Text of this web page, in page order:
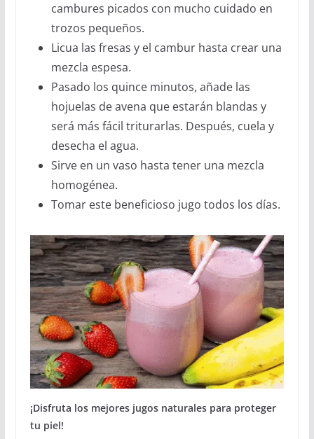
cambures picados con mucho cuidado en
trozos pequeños.
Licua las fresas y el cambur hasta crear una
mezcla espesa.
Pasado los quince minutos, añade las
hojuelas de avena que estarán blandas y
será más fácil triturarlas. Después, cuela y
desecha el agua.
Sirve en un vaso hasta tener una mezcla
homogénea.
Tomar este beneficioso jugo todos los días.
¡Disfruta los mejores jugos naturales para proteger
tu piel!